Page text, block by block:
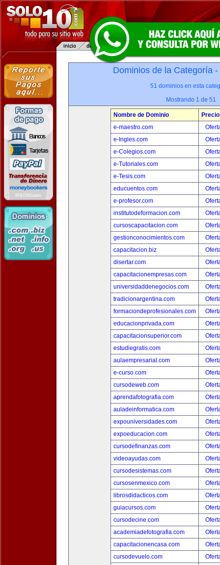
Dominios de la Categoría -
51 dominios en esta
Mostrando 1 de 51
Nombre de Dominio
Precio
e-maestro.com
e-Ingles.com
e-Colegios.com
e-Tutoriales.com
e-Tesis.com
educuentos.com
e-profesor.com
institutodeformacion.com
cursoscapacitacion.com
gestionconocimientos.com
capacitacion.biz
disertar.com
capacitacionempresas.com
universidaddenegocios.com
tradicionargentina.com
formaciondeprofesionales.com
educacionprivada.com
capacitacionsuperior.com
estudiegratis.com
aulaempresarial.com
e-curso.com
cursodeweb.com
aprendafotografia.com
auladeinformatica.com
expouniversidades.com
expoeducacion.com
cursodefinanzas.com
videoayudas.com
cursodesistemas.com
cursosenmexico.com
librosdidacticos.com
guiacursos.com
cursodecine.com
academiadefotografia.com
capacitacionencasa.com
cursodevuelo.com